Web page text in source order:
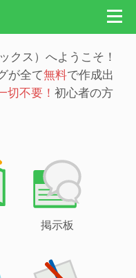
クス）へようこそ！
が全て無料で作成出
切不要！ 初心者の方
掲示板